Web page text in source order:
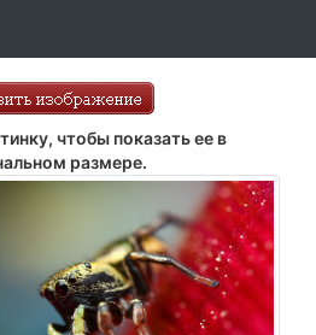
чтобы показать ее в
размере.